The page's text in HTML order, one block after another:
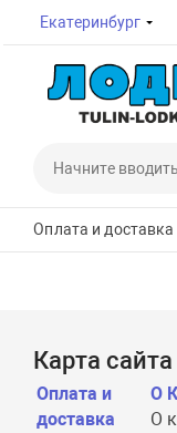
Екатеринбург
Оплата и доставка
Карта сайта
Оплата и
доставка
О
О